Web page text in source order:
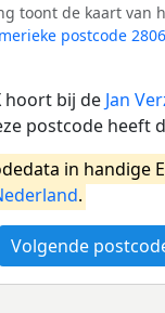
toont de kaart van
postcode 2806
hoort bij de Jan
postcode heeft
in handige
.
Volgende